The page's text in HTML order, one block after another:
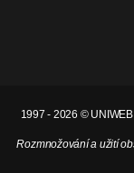
1997 - 2026 ©
Rozmnožování a užití